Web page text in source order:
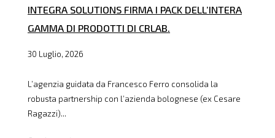
INTEGRA SOLUTIONS FIRMA I PACK DELL’INTERA
GAMMA DI PRODOTTI DI CRLAB.
30 Luglio, 2026
L’agenzia guidata da Francesco Ferro consolida la
robusta partnership con l’azienda bolognese (ex Cesare
Ragazzi)...